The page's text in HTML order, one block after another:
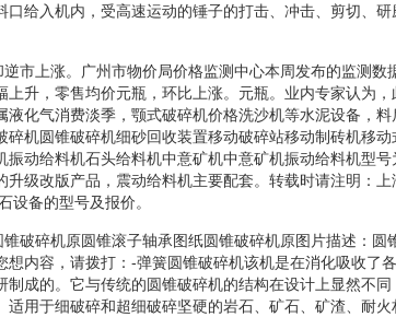
给入机内，受高速运动的锤子的打击、冲击、剪切、研
市上涨。广州市物价局价格监测中心本周发布的监测数
升，零售均价元瓶，环比上涨。元瓶。业内专家认为，
化气消费淡季，颚式破碎机价格洗沙机等水泥设备，料
机圆锥破碎机细砂回收装置移动破碎站移动制砖机移动
动给料机石头给料机中意矿机中意矿机振动给料机型号
级改版产品，震动给料机主要配套。转载时请注明：上
设备的型号及报价。
破碎机原圆锥滚子轴承图纸圆锥破碎机原图片描述：圆
想内容，请拨打：-弹簧圆锥破碎机该机是在消化吸收了
成的。它与传统的圆锥破碎机的结构在设计上显然不同
用于细破碎和超细破碎坚硬的岩石、矿石、矿渣、耐火